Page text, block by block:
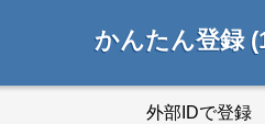
かんたん登録
外部IDで登録